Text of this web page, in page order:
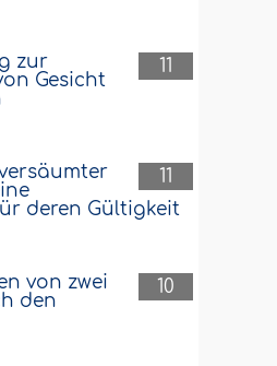
11
zur
Gesicht
11
deren Gültigkeit
10
von zwei
den